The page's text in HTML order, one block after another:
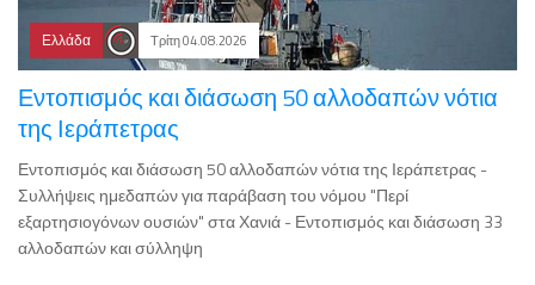
Ελλάδα Τρίτη 04.08.2026
Εντοπισμός και διάσωση 50 αλλοδαπών νότια
της Ιεράπετρας
Εντοπισμός και διάσωση 50 αλλοδαπών νότια της Ιεράπετρας -
Συλλήψεις ημεδαπών για παράβαση του νόμου "Περί
εξαρτησιογόνων ουσιών" στα Χανιά - Εντοπισμός και διάσωση 33
αλλοδαπών και σύλληψη